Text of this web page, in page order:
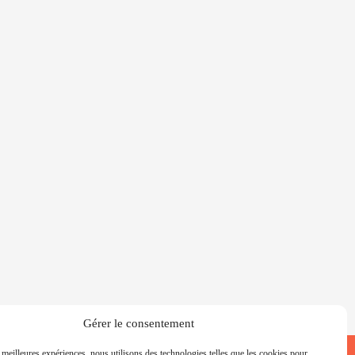
Gérer le consentement